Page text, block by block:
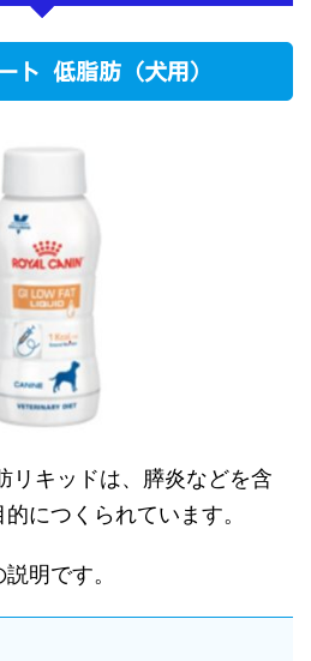
ト 低脂肪（犬用）
リキッドは、膵炎などを含
につくられています。
明です。